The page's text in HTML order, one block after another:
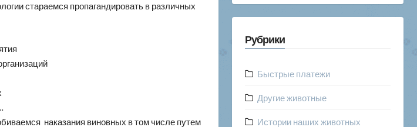
стараемся пропагандировать в различных
наказания виновных в том числе путем
Рубрики
Быстрые платежи
Другие животные
Истории наших животных